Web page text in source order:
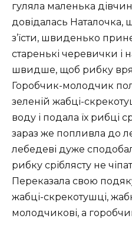
гуляла маленька
довідалась Наталочка,
з’їсти, швиденько
старенькі черевички і
швидше, щоб рибку
Горобчик-молодчик
зеленій жабці-
воду і подала їх рибці
зараз же попливла до
лебедеві дуже
рибку сріблясту не
Переказала свою
жабці-скрекотушці,
молодчикові, а